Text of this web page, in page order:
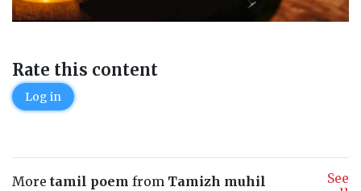
Rate this content
Log in
More tamil poem from Tamizh muhil
See